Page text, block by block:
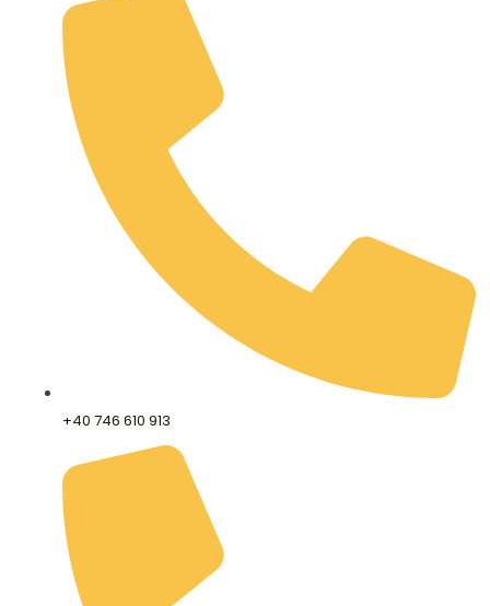
+40 746 610 913